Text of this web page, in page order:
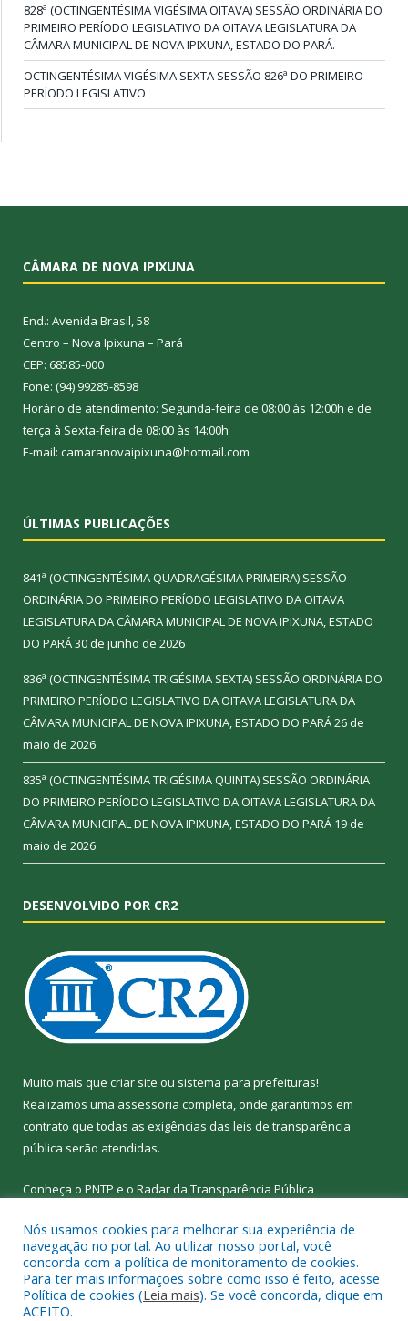
828ª (OCTINGENTÉSIMA VIGÉSIMA OITAVA) SESSÃO ORDINÁRIA DO
PRIMEIRO PERÍODO LEGISLATIVO DA OITAVA LEGISLATURA DA
CÂMARA MUNICIPAL DE NOVA IPIXUNA, ESTADO DO PARÁ.
OCTINGENTÉSIMA VIGÉSIMA SEXTA SESSÃO 826ª DO PRIMEIRO
PERÍODO LEGISLATIVO
CÂMARA DE NOVA IPIXUNA
End.: Avenida Brasil, 58
Centro – Nova Ipixuna – Pará
CEP: 68585-000
Fone: (94) 99285-8598
Horário de atendimento: Segunda-feira de 08:00 às 12:00h e de
terça à Sexta-feira de 08:00 às 14:00h
E-mail: camaranovaipixuna@hotmail.com
ÚLTIMAS PUBLICAÇÕES
841ª (OCTINGENTÉSIMA QUADRAGÉSIMA PRIMEIRA) SESSÃO
ORDINÁRIA DO PRIMEIRO PERÍODO LEGISLATIVO DA OITAVA
LEGISLATURA DA CÂMARA MUNICIPAL DE NOVA IPIXUNA, ESTADO
DO PARÁ30 de junho de 2026
836ª (OCTINGENTÉSIMA TRIGÉSIMA SEXTA) SESSÃO ORDINÁRIA DO
PRIMEIRO PERÍODO LEGISLATIVO DA OITAVA LEGISLATURA DA
CÂMARA MUNICIPAL DE NOVA IPIXUNA, ESTADO DO PARÁ26 de
maio de 2026
835ª (OCTINGENTÉSIMA TRIGÉSIMA QUINTA) SESSÃO ORDINÁRIA
DO PRIMEIRO PERÍODO LEGISLATIVO DA OITAVA LEGISLATURA DA
CÂMARA MUNICIPAL DE NOVA IPIXUNA, ESTADO DO PARÁ 19 de
maio de 2026
DESENVOLVIDO POR CR2
Muito mais que criar site ou sistema para prefeituras!
Realizamos uma assessoria completa, onde garantimos em
contrato que todas as exigências das leis de transparência
pública serão atendidas.
Conheça o PNTP e o Radar da Transparência Pública
Todos os direitos reservados a Câmara Municipal de Nova
Ipixuna.
Nós usamos cookies para melhorar sua experiência de
navegação no portal. Ao utilizar nosso portal, você
concorda com a política de monitoramento de cookies.
Para ter mais informações sobre como isso é feito, acesse
Política de cookies (Leia mais). Se você concorda, clique em
ACEITO.